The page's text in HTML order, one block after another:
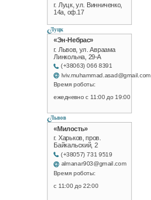
г. Луцк, ул. Винниченко,
14а, оф.17
Луцк
«Эн-Небрас»
г. Львов, ул. Авраама
Линкольна, 29-А
(+38063) 066 8391
lviv.muhammad.asad@gmail.com
Время роботы:
ежедневно с 11:00 до 19:00
Львов
«Милость»
г. Харьков, пров.
Байкальский, 2
(+38057) 731 9519
almanar903@gmail.com
Время роботы:
с 11:00 до 22:00